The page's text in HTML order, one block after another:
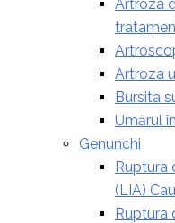
Artroza
Artroza
Bursita
Umărul
Genunchi
Ruptura
(LIA)
Ruptura